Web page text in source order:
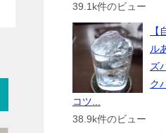
39.1k件のビュー
ル
ズ
ク
コツ...
38.9k件のビュー